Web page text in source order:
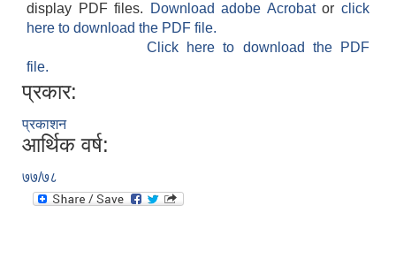
display PDF files.
Download adobe Acrobatorclick
here to download the PDF file.
Click here to download the PDF
file.
प्रकार:
प्रकाशन
आर्थिक वर्ष:
७७/७८